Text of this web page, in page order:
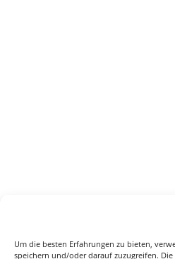
Um die besten Erfahrungen zu bieten,
speichern und/oder darauf zuzugreifen.